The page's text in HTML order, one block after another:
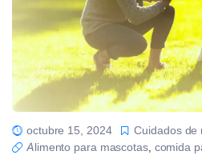
octubre 15, 2024 Cuidados de
Alimento para mascotas, comida